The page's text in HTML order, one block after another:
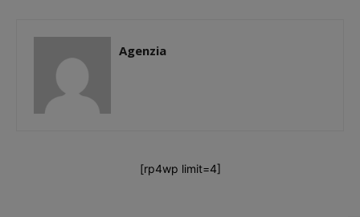
Agenzia
[rp4wp limit=4]